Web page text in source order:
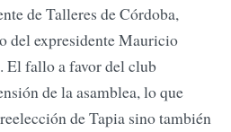
de Talleres de Córdoba,
del expresidente Mauricio
fallo a favor del club
de la asamblea, lo que
de Tapia sino también